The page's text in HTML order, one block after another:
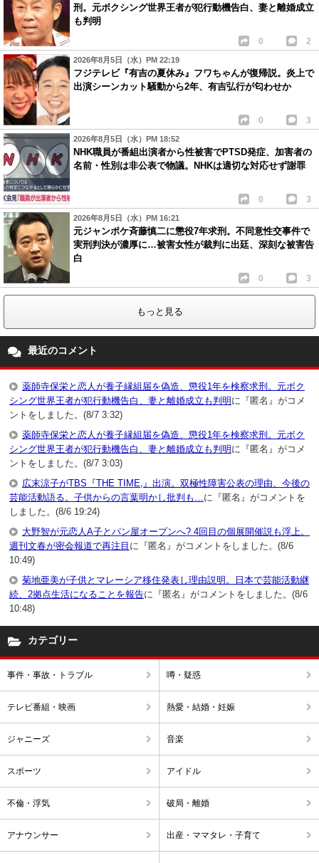
刑。元ボクシング世界王者が犯行動機告白、妻と離婚成立
も判明
0 2
2026年8月5日（水）PM 22:19
フジテレビ『有吉の夏休み』フワちゃんが復帰説。炎上で
出演シーンカット騒動から2年、有吉弘行が匂わせか
0 3
2026年8月5日（水）PM 18:52
NHK職員が番組出演者から性被害でPTSD発症、加害者の
名前・性別は非公表で物議。NHKは適切な対応せず謝罪
0 3
2026年8月5日（水）PM 16:21
元ジャンポケ斉藤慎二に懲役7年求刑。不同意性交事件で
実刑判決が濃厚に…被害女性が裁判に出廷、深刻な被害告
白
0 3
もっと見る
最近のコメント
薬師寺保栄と恋人が養子縁組届を偽造、懲役1年を検察求刑。元ボク
シング世界王者が犯行動機告白、妻と離婚成立も判明 に『匿名』がコメ
ントをしました。(8/7 3:32)
薬師寺保栄と恋人が養子縁組届を偽造、懲役1年を検察求刑。元ボク
シング世界王者が犯行動機告白、妻と離婚成立も判明 に『匿名』がコメ
ントをしました。(8/7 3:03)
広末涼子がTBS『THE TIME,』出演。双極性障害公表の理由、今後の
芸能活動語る。子供からの言葉明かし批判も… に『匿名』がコメントを
しました。(8/6 19:24)
大野智が元恋人A子とパン屋オープンへ? 4回目の個展開催説も浮上。
週刊文春が密会報道で再注目 に『匿名』がコメントをしました。(8/6
10:49)
菊地亜美が子供とマレーシア移住発表し理由説明。日本で芸能活動継
続、2拠点生活になることを報告に『匿名』がコメントをしました。(8/6
10:48)
カテゴリー
事件・事故・トラブル 噂・疑惑
テレビ番組・映画 熱愛・結婚・妊娠
ジャニーズ 音楽
スポーツ アイドル
不倫・浮気 破局・離婚
アナウンサー 出産・ママタレ・子育て